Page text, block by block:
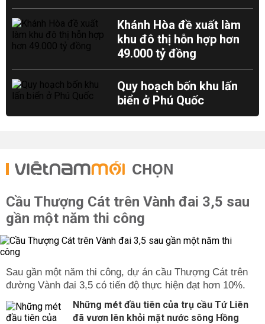
Khánh Hòa đề xuất làm
khu đô thị hỗn hợp hơn
49.000 tỷ đồng
Quy hoạch bốn khu lấn
biển ở Phú Quốc
CHỌN
Cầu Thượng Cát trên Vành đai 3,5 sau
gần một năm thi công
Sau gần một năm thi công, dự án cầu Thượng Cát trên
đường Vành đai 3,5 có tiến độ thực hiện đạt hơn 10%.
Những mét đầu tiên của trụ cầu Tứ Liên
đã vươn lên khỏi mặt nước sông Hồng